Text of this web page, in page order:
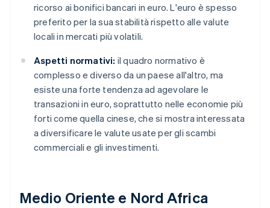
ricorso ai bonifici bancari in euro. L'euro è spesso
preferito per la sua stabilità rispetto alle valute
locali in mercati più volatili.
Aspetti normativi: il quadro normativo è
complesso e diverso da un paese all'altro, ma
esiste una forte tendenza ad agevolare le
transazioni in euro, soprattutto nelle economie più
forti come quella cinese, che si mostra interessata
a diversificare le valute usate per gli scambi
commerciali e gli investimenti.
Medio Oriente e Nord Africa